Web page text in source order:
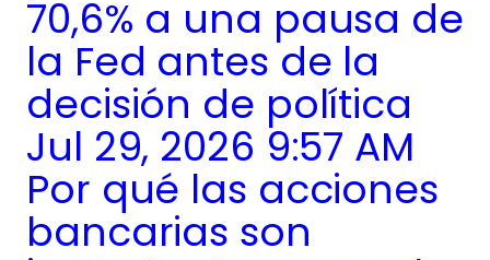
70,6% a una pausa de
la Fed antes de la
decisión de política
Jul 29, 2026 9:57 AM
Por qué las acciones
bancarias son